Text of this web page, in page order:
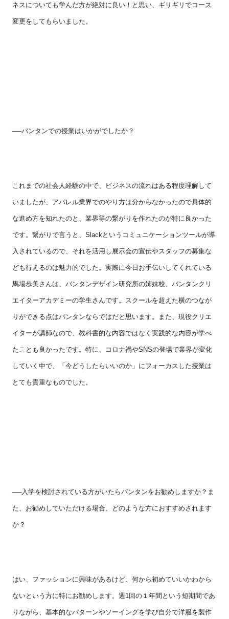
ネスについても学んだ方が絶対に良い！と思い、ギリギリでコース
変更をしてもらいました。
──バンタンでの授業はいかがでしたか？
これまでの社会人経験の中で、ビジネスの流れはある程度理解して
いましたが、アパレル業界でのやり方は分からなかったので具体的
な進め方を知れたのと、業界等の繋がりを作れたのが特に良かった
です。繋がりで言うと、 Slack というコミュニケーションツールが導
入されているので、それを活用し展示会の宣伝やスタッフの募集な
ども行えるのは魅力的でした。実際に今日お手伝いしてくれている
馬場歩美さんは、バンタンデザイン研究所の姉妹校、バンタンクリ
エイターアカデミーの学生さんです。スクールを超えた横のつなが
りができる点はバンタンならではだと思います。また、現役クリエ
イターが講師なので、教科書的な内容ではなく実践的な内容が学べ
たことも良かったです。特に、コロナ禍やSNSの登場で業界が変化
していく中で、「今どうしたらいいのか」にフォーカスした授業は
とても貴重なものでした。
──入学を検討されている方がいたらバンタンをお勧めしますか？ま
た、お勧めしていただける場合、どのような方におすすめされます
か？
はい、ファッションに興味があるけど、何から初めていいかわから
ないという方に特にお勧めします。週 1 回の１年間という短期間であ
りながら、基本的なパターンやソーイングを学び自分で洋服を製作